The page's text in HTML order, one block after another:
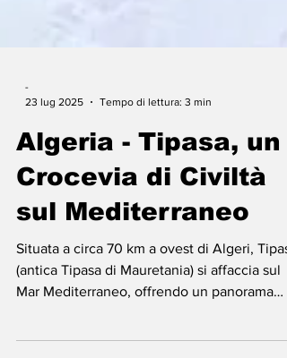
-
23 lug 2025
Tempo di lettura: 3 min
Algeria - Tipasa, un
Crocevia di Civiltà
sul Mediterraneo